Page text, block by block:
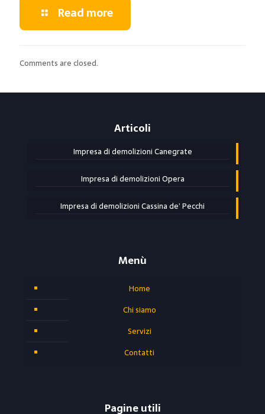
Read more
Comments are closed.
Articoli
Impresa di demolizioni Canegrate
Impresa di demolizioni Opera
Impresa di demolizioni Cassina de’ Pecchi
Menù
Home
Chi siamo
Servizi
Contatti
Pagine utili